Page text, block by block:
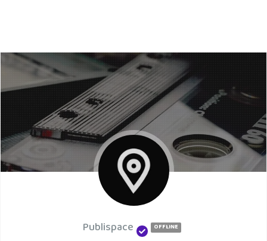
Publispace OFFLINE